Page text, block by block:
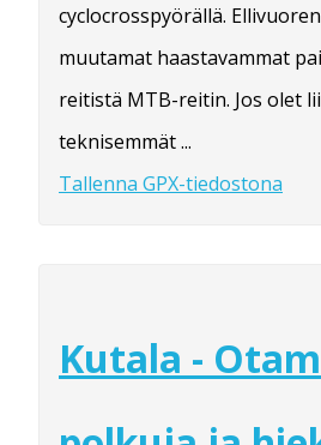
cyclocrosspyörällä.
muutamat haastavammat
reitistä MTB-reitin. Jos olet
teknisemmät ...
Tallenna GPX-tiedostona
Kutala -